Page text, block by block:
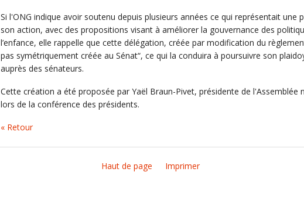
Si l'ONG indique avoir soutenu depuis plusieurs années ce qui représentait une
son action, avec des propositions visant à améliorer la gouvernance des
l’enfance, elle rappelle que cette délégation, créée par modification du
pas symétriquement créée au Sénat“, ce qui la conduira à poursuivre son
auprès des sénateurs.
Cette création a été proposée par Yaël Braun-Pivet, présidente de l'Assemblée
lors de la conférence des présidents.
« Retour
Haut de page Imprimer